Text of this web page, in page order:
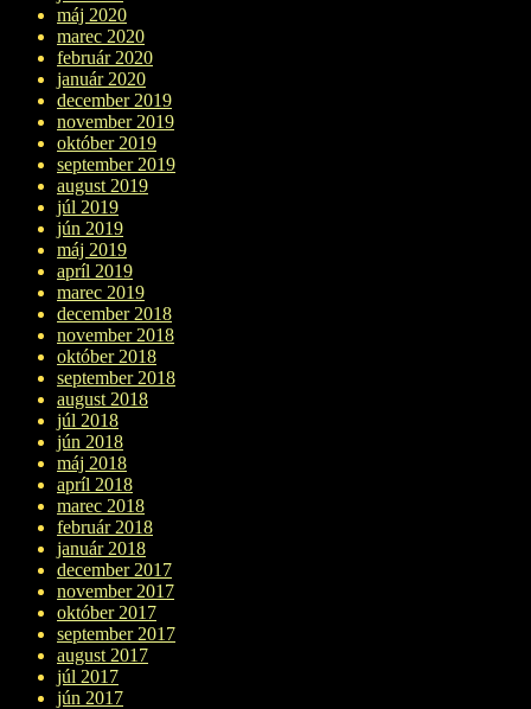
máj 2020
marec 2020
február 2020
január 2020
december 2019
november 2019
október 2019
september 2019
august 2019
júl 2019
jún 2019
máj 2019
apríl 2019
marec 2019
december 2018
november 2018
október 2018
september 2018
august 2018
júl 2018
jún 2018
máj 2018
apríl 2018
marec 2018
február 2018
január 2018
december 2017
november 2017
október 2017
september 2017
august 2017
júl 2017
jún 2017